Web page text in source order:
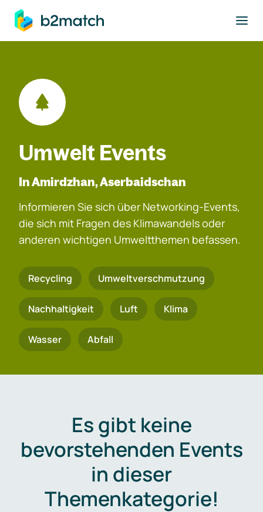
springen
Umwelt Events
In Amirdzhan, Aserbaidschan
Informieren Sie sich über Networking-Events,
die sich mit Fragen des Klimawandels oder
anderen wichtigen Umweltthemen befassen.
Recycling Umweltverschmutzung
Nachhaltigkeit Luft Klima
Wasser Abfall
Es gibt keine
bevorstehenden Events
in dieser
Themenkategorie!